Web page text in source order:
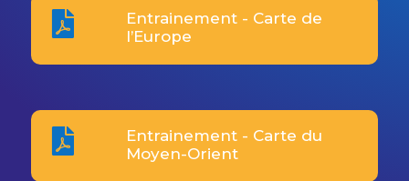

Entrainement - Carte de
l’Europe

Entrainement - Carte du
Moyen-Orient